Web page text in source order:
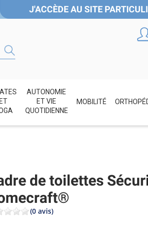
J'ACCÈDE AU SITE
ET
AUTONOMIE
ET VIE
QUOTIDIENNE
MOBILITÉ
de toilettes
(0 avis)